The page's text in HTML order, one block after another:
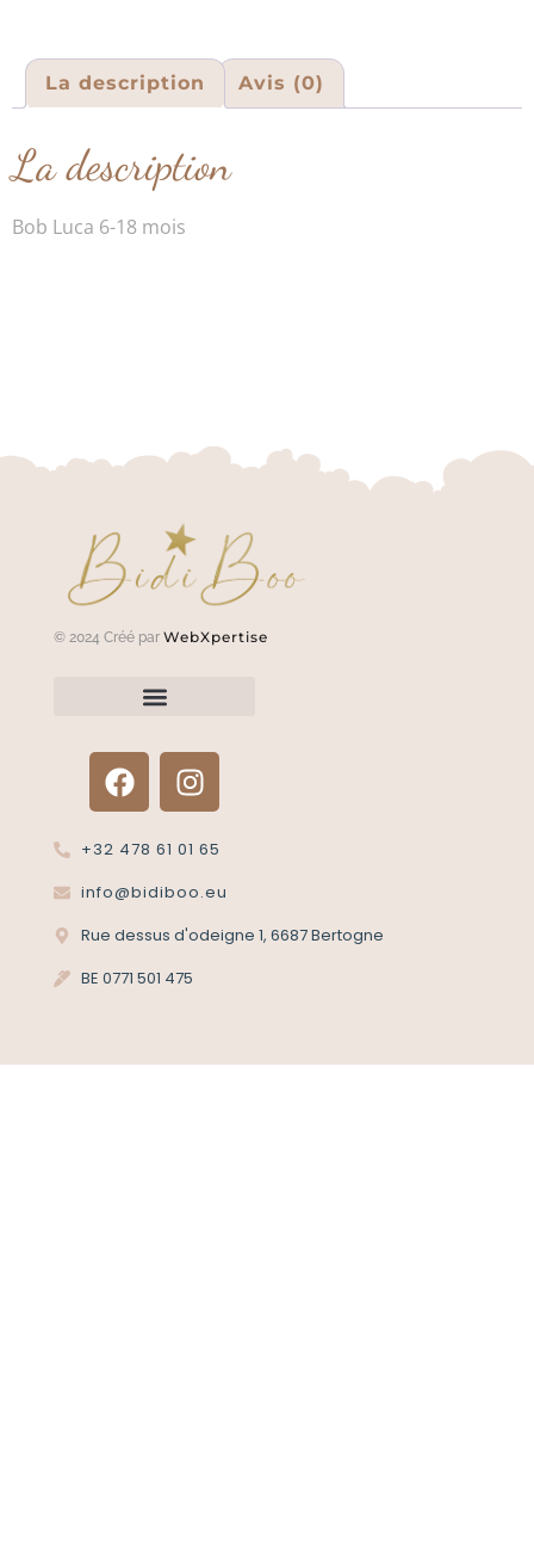
La description Avis (0)
La description
Bob Luca 6-18 mois
© 2024 Créé par WebXpertise
+32 478 61 01 65
info@bidiboo.eu
Rue dessus d'odeigne 1, 6687 Bertogne
BE 0771 501 475